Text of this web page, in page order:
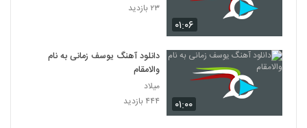
۰۱:۰۶
۲۳ بازدید
۰۱:۰۰
دانلود آهنگ یوسف زمانی به نام
والامقام
میلاد
۴۴۴ بازدید